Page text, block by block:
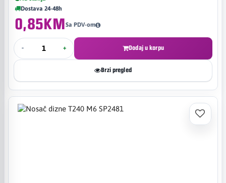
Dostava 24-48h
0,85KMSa PDV-om
- + Dodaj u korpu
Brzi pregled